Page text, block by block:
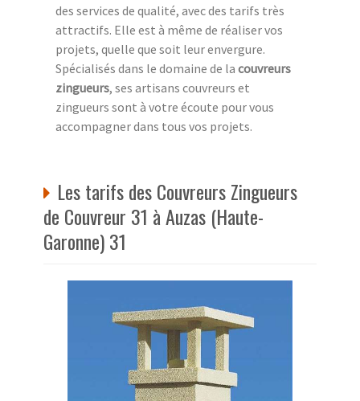
des services de qualité, avec des tarifs très
attractifs. Elle est à même de réaliser vos
projets, quelle que soit leur envergure.
Spécialisés dans le domaine de la couvreurs
zingueurs, ses artisans couvreurs et
zingueurs sont à votre écoute pour vous
accompagner dans tous vos projets.
Les tarifs des Couvreurs Zingueurs
de Couvreur 31 à Auzas (Haute-
Garonne) 31